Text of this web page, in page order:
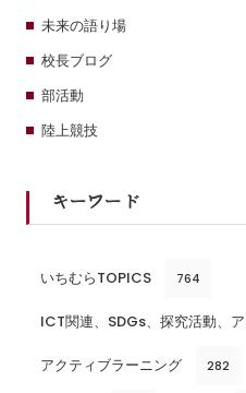
未来の語り場
校長ブログ
部活動
陸上競技
キーワード
いちむらTOPICS 764
ICT関連、SDGs、探究活動、
アクティブラーニング 282